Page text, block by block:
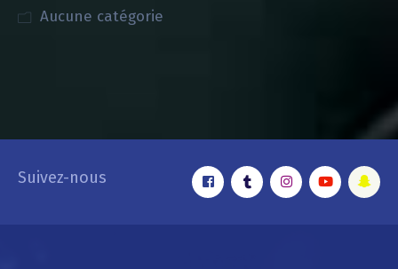
Aucune catégorie
Suivez-nous